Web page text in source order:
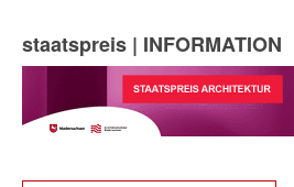
staatspreis | INFORMATION